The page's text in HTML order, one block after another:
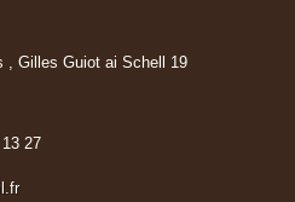
, Gilles Guiot ai Schell 19
27